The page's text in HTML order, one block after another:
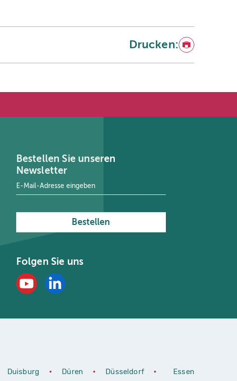
Drucken: Drucken
Bestellen Sie unseren
Newsletter
E-Mail-Adresse
Bestellen
Folgen Sie uns
Duisburg • Düren • Düsseldorf • Essen